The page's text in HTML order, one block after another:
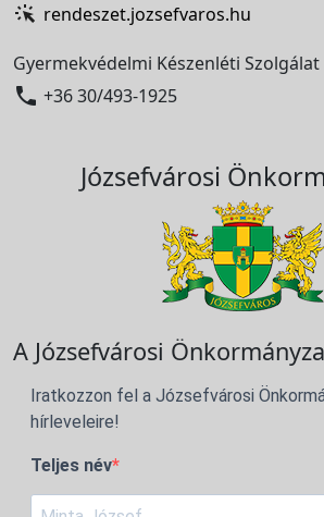
rendeszet.jozsefvaros.hu
Gyermekvédelmi Készenléti Szolgálat
 +36 30/493-1925
Józsefvárosi
A Józsefvárosi
Iratkozzon fel a Józsefvárosi
hírleveleire!
Teljes név